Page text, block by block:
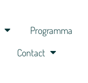
Programma
Contact